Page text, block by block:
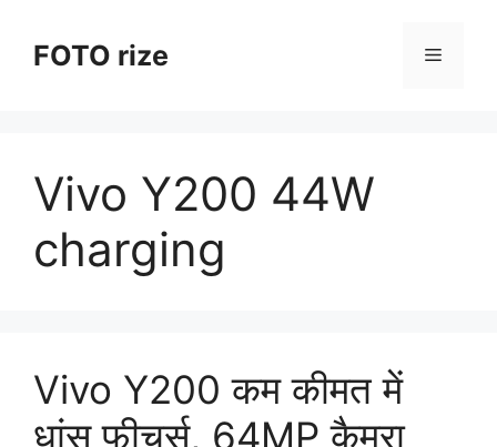
contentFOTO rize Menu
Vivo Y200 44W
charging
Vivo Y200 कम कीमत में
धांसू फीचर्स, 64MP कैमरा